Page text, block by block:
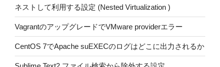
ネストして利用する設定 (Nested Virtualization )
VagrantのアップグレードでVMware providerエラー
CentOS 7でApache suEXECのログはどこに出力されるか